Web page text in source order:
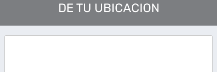
DE TU UBICACION